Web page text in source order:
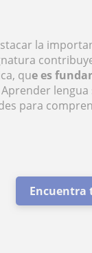
la
que es
Aprender
para
Encuentra